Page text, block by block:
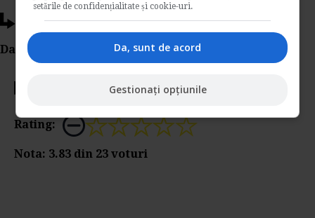
Ti-a placut acest articol?
Da Like, Printeaza sau trimite pe Email!
Votati articolul
Rating:
Nota: 3.83 din 23 voturi
setările de confidențialitate și cookie-uri.
Da, sunt de acord
Gestionați opțiunile